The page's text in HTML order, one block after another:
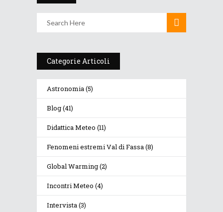
Categorie Articoli
Astronomia(5)
Blog(41)
Didattica Meteo (11)
Fenomeni estremi Val di Fassa(8)
Global Warming(2)
Incontri Meteo (4)
Intervista(3)